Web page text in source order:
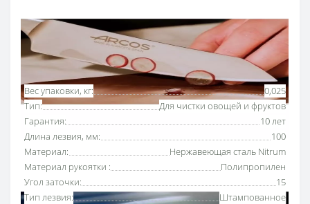
Основные характеристики Все характеристики
Вес упаковки, кг:
0,025
Тип:
Для чистки овощей и фруктов
Гарантия:
10 лет
Длина лезвия, мм:
100
Материал:
Нержавеющая сталь Nitrum
Материал рукоятки :
Полипропилен
Угол заточки:
15
Тип лезвия:
Штампованное